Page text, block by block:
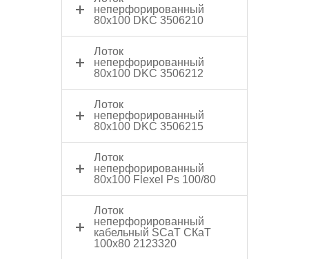
неперфорированный
80x100 DKC 3506210
Лоток
неперфорированный
80x100 DKC 3506212
Лоток
неперфорированный
80x100 DKC 3506215
Лоток
неперфорированный
80x100 Flexel Ps 100/80
Лоток
неперфорированный
кабельный SCaT СКаТ
100х80 2123320